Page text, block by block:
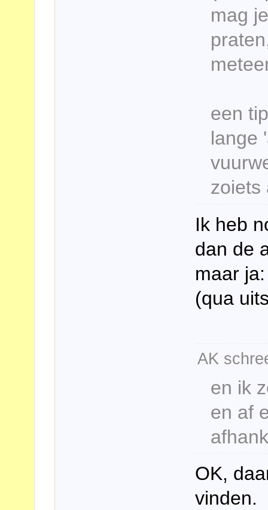
mag
een
lange
zoiets
Ik heb
dan de
maar
(qua
AK
en ik
en af
OK,
vinden.